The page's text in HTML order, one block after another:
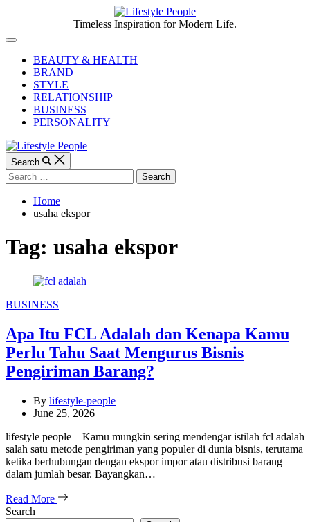
content
People
Timeless Inspiration for Modern Life.
Off
CanvasBEAUTY & HEALTH
BRAND
STYLE
RELATIONSHIP
BUSINESS
PERSONALITY
Search
Search
for:
Home
usaha ekspor
Tag: usaha ekspor
Categories
BUSINESS
Apa Itu FCL Adalah dan Kenapa Kamu
Perlu Tahu Saat Mengurus Bisnis
Pengiriman Barang?
By lifestyle-people
June 25, 2026
lifestyle people – Kamu mungkin sering mendengar istilah fcl adalah
salah satu metode pengiriman yang populer di dunia bisnis, terutama
ketika berhubungan dengan ekspor impor atau distribusi barang
dalam jumlah besar. Bayangkan…
Read More
Search